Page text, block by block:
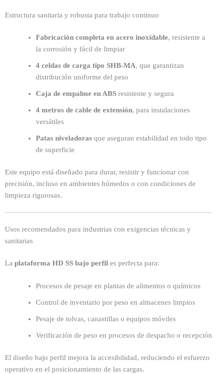
Estructura sanitaria y robusta para trabajo continuo
Fabricación completa en acero inoxidable, resistente a
la corrosión y fácil de limpiar
4 celdas de carga tipo SHB-MA, que garantizan
distribución uniforme del peso
Caja de empalme en ABSresistente y segura
4 metros de cable de extensión, para instalaciones
versátiles
Patas niveladorasque aseguran estabilidad en todo tipo
de superficie
Este equipo está diseñado para durar, resistir y funcionar con
precisión, incluso en ambientes húmedos o con condiciones de
limpieza rigurosas.
Usos recomendados para industrias con exigencias técnicas y
sanitarias
La plataforma HD SS bajo perfil es perfecta para:
Procesos de pesaje en plantas de alimentos o químicos
Control de inventario por peso en almacenes limpios
Pesaje de tolvas, canastillas o equipos móviles
Verificación de peso en procesos de despacho o recepción
El diseño bajo perfil mejora la accesibilidad, reduciendo el esfuerzo
operativo en el posicionamiento de las cargas.